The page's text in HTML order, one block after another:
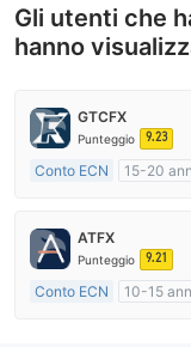
Gli utenti che
hanno
GTCFX
Punteggio 9.23
Conto ECN
15-20
Market Making (MM)
Etichetta principale MT4
ATFX
Punteggio 9.21
Conto ECN
10-15